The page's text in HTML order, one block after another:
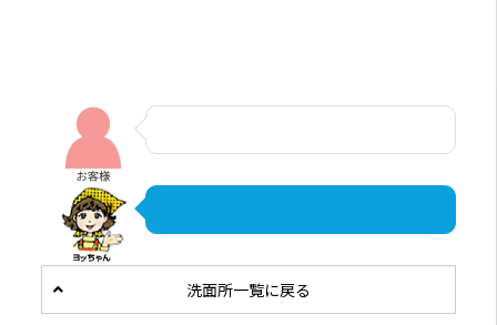
洗面所一覧に戻る